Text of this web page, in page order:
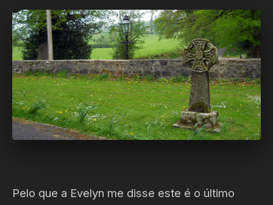
Pelo que a Evelyn me disse este é o último